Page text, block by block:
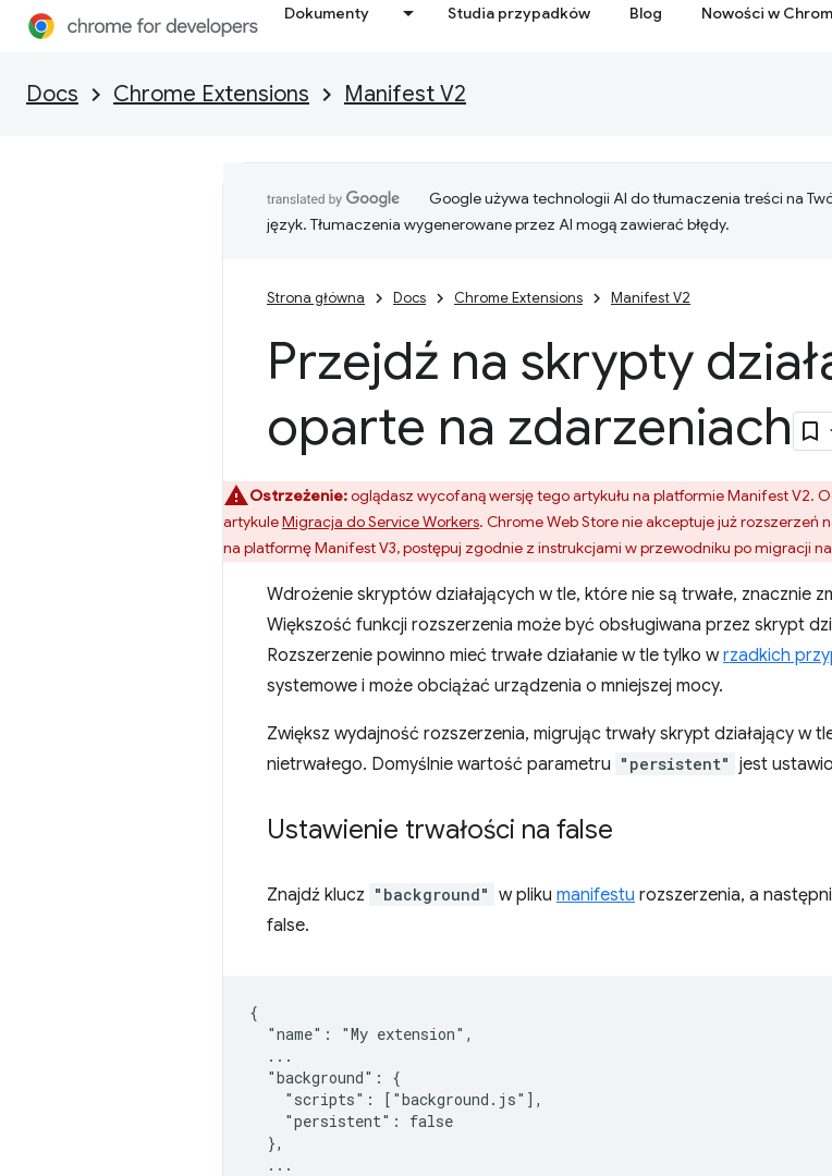
Dokumenty Studia przypadków Blog Nowości w
Docs Chrome Extensions Manifest V2
Google używa technologii AI do tłumaczenia treści na
język. Tłumaczenia wygenerowane przez AI mogą zawierać błędy.
Strona główna Docs Chrome Extensions Manifest V2
Przejdź na skrypty
oparte na zdarzeniach
Ostrzeżenie:oglądasz wycofaną wersję tego artykułu na platformie Manifest V2.
artykuleMigracja do Service Workers. Chrome Web Store nie akceptuje już rozszerzeń
na platformę Manifest V3, postępuj zgodnie z instrukcjami w przewodniku po migracji
Wdrożenie skryptów działających w tle, które nie są trwałe, znacznie
Większość funkcji rozszerzenia może być obsługiwana przez skrypt
Rozszerzenie powinno mieć trwałe działanie w tle tylko wrzadkich
systemowe i może obciążać urządzenia o mniejszej mocy.
Zwiększ wydajność rozszerzenia, migrując trwały skrypt działający w
nietrwałego. Domyślnie wartość parametru "persistent" jest
Ustawienie trwałości na false
Znajdź klucz "background" w pliku manifestu rozszerzenia, a
false.
{
  "name": "My extension",
  ...
  "background": {
    "scripts": ["background.js"],
    "persistent": false
  },
  ...